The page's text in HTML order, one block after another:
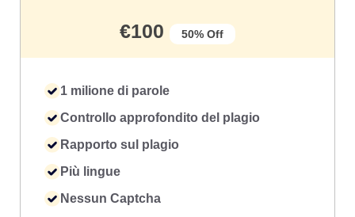
€100 50% Off
1 milione di parole
Controllo approfondito del plagio
Rapporto sul plagio
Più lingue
Nessun Captcha